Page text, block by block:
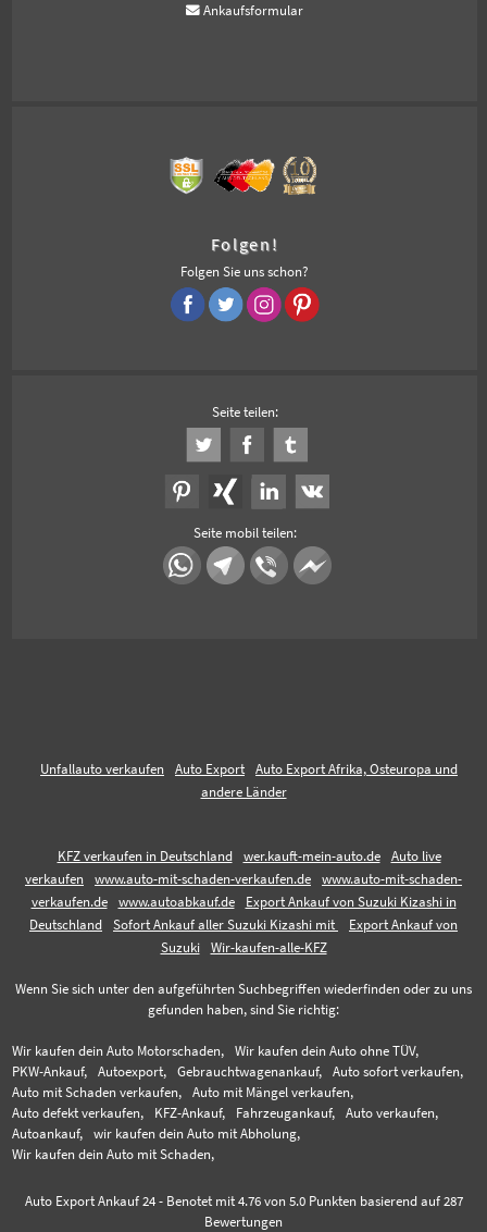
Ankaufsformular
Folgen!
Folgen Sie uns schon?
Seite teilen:
Seite mobil teilen:
Unfallauto verkaufen Auto Export
Auto Export Afrika, Osteuropa und
andere Länder
KFZ verkaufen in Deutschland wer.kauft-mein-auto.de
Auto live
verkaufen
www.auto-mit-schaden-verkaufen.de
www.auto-mit-schaden-
verkaufen.de
www.autoabkauf.de
Export Ankauf von Suzuki Kizashi in
Deutschland
Sofort Ankauf aller Suzuki Kizashi mit
Export Ankauf von
Suzuki
Wir-kaufen-alle-KFZ
Wenn Sie sich unter den aufgeführten Suchbegriffen wiederfinden oder zu uns
gefunden haben, sind Sie richtig:
Wir kaufen dein Auto Motorschaden,
Wir kaufen dein Auto ohne TÜV,
PKW-Ankauf,
Autoexport, Gebrauchtwagenankauf,
Auto sofort verkaufen,
Auto mit Schaden verkaufen,
Auto mit Mängel verkaufen,
Auto defekt verkaufen,
KFZ-Ankauf, Fahrzeugankauf,
Auto verkaufen,
Autoankauf,
wir kaufen dein Auto mit Abholung,
Wir kaufen dein Auto mit Schaden,
Auto Export Ankauf 24- Benotet mit 4.76von 5.0 Punkten basierend auf 287
Bewertungen